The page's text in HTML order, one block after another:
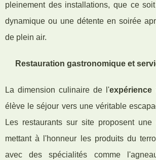
pleinement des installations, que ce
dynamique ou une détente en soirée
de plein air.
Restauration gastronomique et
La dimension culinaire de l'expérience
élève le séjour vers une véritable
Les restaurants sur site proposent une
mettant à l'honneur les produits du
avec des spécialités comme